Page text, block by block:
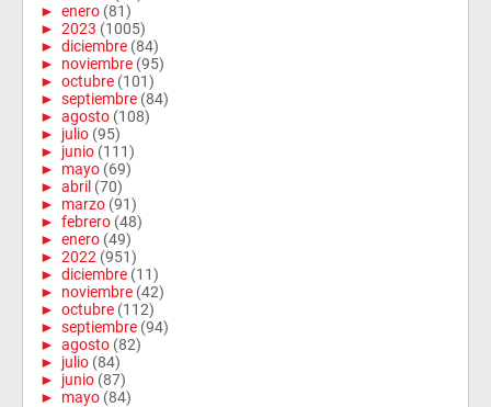
► enero (81)
► 2023 (1005)
► diciembre (84)
► noviembre (95)
► octubre (101)
► septiembre (84)
► agosto (108)
► julio (95)
► junio (111)
► mayo (69)
► abril (70)
► marzo (91)
► febrero (48)
► enero (49)
► 2022 (951)
► diciembre (11)
► noviembre (42)
► octubre (112)
► septiembre (94)
► agosto (82)
► julio (84)
► junio (87)
► mayo (84)